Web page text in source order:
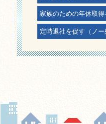
家族のための年休取得
定時退社を促す（ノ